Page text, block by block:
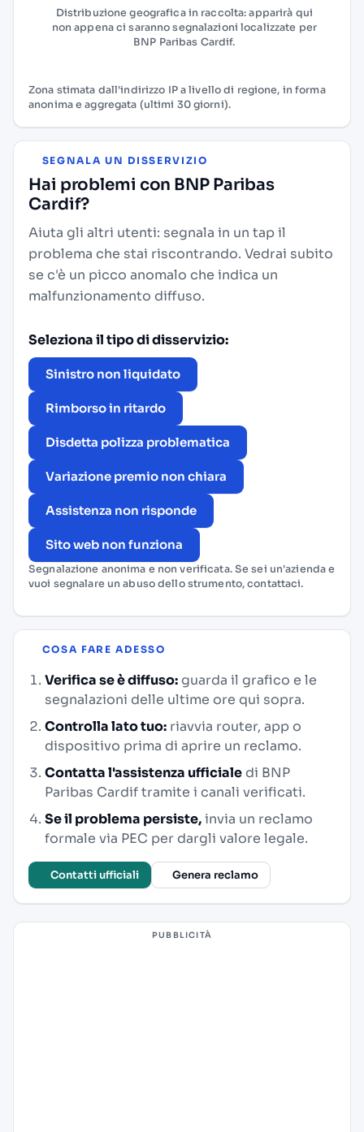
Distribuzione geografica in raccolta: apparirà qui
non appena ci saranno segnalazioni localizzate per
BNP Paribas Cardif.
Zona stimata dall'indirizzo IP a livello di regione, in forma
anonima e aggregata (ultimi 30 giorni).
SEGNALA UN DISSERVIZIO
Hai problemi con BNP Paribas
Cardif?
Aiuta gli altri utenti: segnala in un tap il
problema che stai riscontrando. Vedrai subito
se c'è un picco anomalo che indica un
malfunzionamento diffuso.
Seleziona il tipo di disservizio:
Sinistro non liquidato
Rimborso in ritardo
Disdetta polizza problematica
Variazione premio non chiara
Assistenza non risponde
Sito web non funziona
Segnalazione anonima e non verificata. Se sei un'azienda e
vuoi segnalare un abuso dello strumento,contattaci.
COSA FARE ADESSO
Verifica se è diffuso:guarda il grafico e le
segnalazioni delle ultime ore qui sopra.
Controlla lato tuo: riavvia router, app o
dispositivo prima di aprire un reclamo.
Contatta l'assistenza ufficialedi BNP
Paribas Cardif tramite i canali verificati.
Se il problema persiste,invia un reclamo
formale via PEC per dargli valore legale.
Contatti ufficiali Genera reclamo
PUBBLICITÀ